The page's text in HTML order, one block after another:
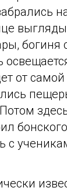
богиня
от
с